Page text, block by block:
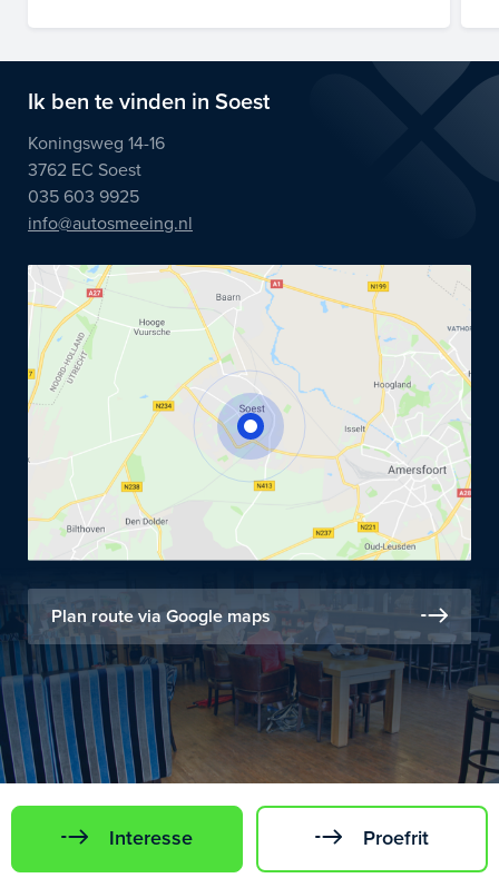
Ik ben te vinden in Soest
Koningsweg 14-16
3762 EC Soest
035 603 9925
info@autosmeeing.nl
Plan route via Google maps
Interesse Proefrit